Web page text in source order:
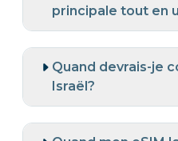
principale tout en
Quand devrais-je
Israël?